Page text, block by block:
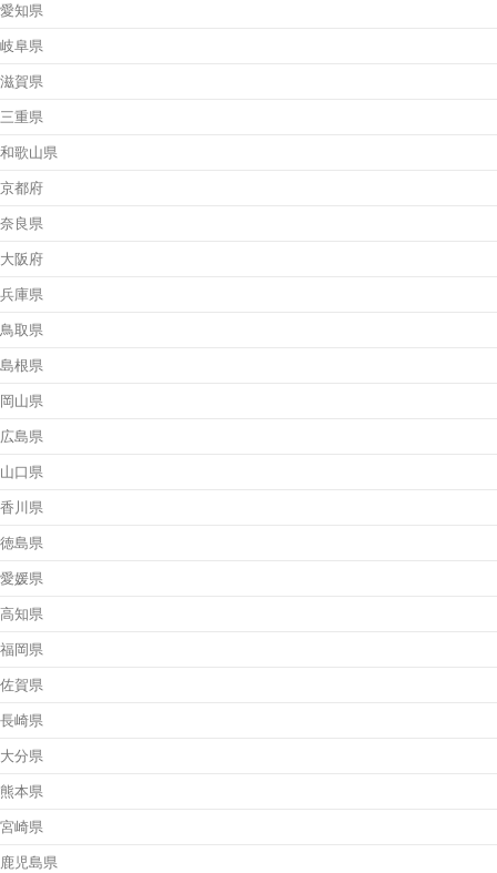
愛知県
岐阜県
滋賀県
三重県
和歌山県
京都府
奈良県
大阪府
兵庫県
鳥取県
島根県
岡山県
広島県
山口県
香川県
徳島県
愛媛県
高知県
福岡県
佐賀県
長崎県
大分県
熊本県
宮崎県
鹿児島県